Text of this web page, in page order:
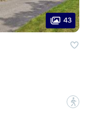
43
?